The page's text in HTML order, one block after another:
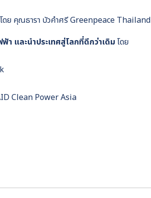
ดย คุณธารา บัวคำศรี Greenpeace Thailand
า และนำประเทศสู่โลกที่ดีกว่าเดิม โดย
Clean Power Asia